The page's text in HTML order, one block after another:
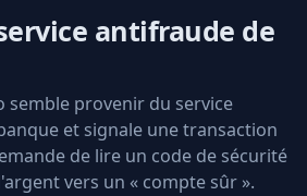
antifraude de
semble provenir du service
et signale une transaction
de lire un code de sécurité
vers un « compte sûr ».